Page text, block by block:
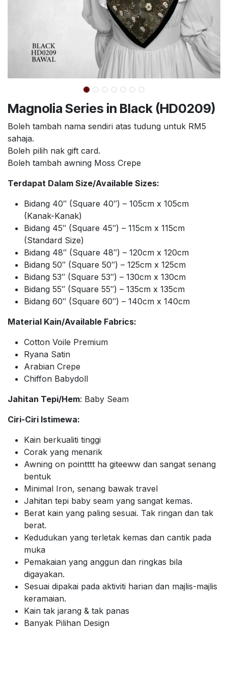
Magnolia Series in Black (HD0209)
Boleh tambah nama sendiri atas tudung untuk RM5
sahaja.
Boleh pilih nak gift card.
Boleh tambah awning Moss Crepe
Terdapat Dalam Size/Available Sizes:
Bidang 40″ (Square 40″) – 105cm x 105cm
(Kanak-Kanak)
Bidang 45″ (Square 45″) – 115cm x 115cm
(Standard Size)
Bidang 48″ (Square 48″) – 120cm x 120cm
Bidang 50″ (Square 50″) – 125cm x 125cm
Bidang 53″ (Square 53″) – 130cm x 130cm
Bidang 55″ (Square 55″) – 135cm x 135cm
Bidang 60″ (Square 60″) – 140cm x 140cm
Material Kain/Available Fabrics:
Cotton Voile Premium
Ryana Satin
Arabian Crepe
Chiffon Babydoll
Jahitan Tepi/Hem: Baby Seam
Ciri-Ciri Istimewa:
Kain berkualiti tinggi
Corak yang menarik
Awning on pointttt ha giteeww dan sangat senang
bentuk
Minimal Iron, senang bawak travel
Jahitan tepi baby seam yang sangat kemas.
Berat kain yang paling sesuai. Tak ringan dan tak
berat.
Kedudukan yang terletak kemas dan cantik pada
muka
Pemakaian yang anggun dan ringkas bila
digayakan.
Sesuai dipakai pada aktiviti harian dan majlis-majlis
keramaian.
Kain tak jarang & tak panas
Banyak Pilihan Design